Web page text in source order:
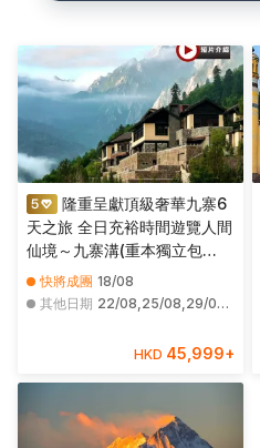
隆重呈獻頂級奢華九寨6
天之旅 全日充裕時間遊覽人間
仙境～九寨溝(重本獨立包
車)、黃龍(世界規模最大之露
天鈣化彩池群)、 成都大熊貓
快將成團 18/08
其他日期 22/08,25/08,29/08,01/09,05/09,08/09,12/09,15/09,19/09,10/10,13/10,20/10,24/10,27/10,31/10,03/11,07/11,10/11,14/11,17/11
HKD 45,999+